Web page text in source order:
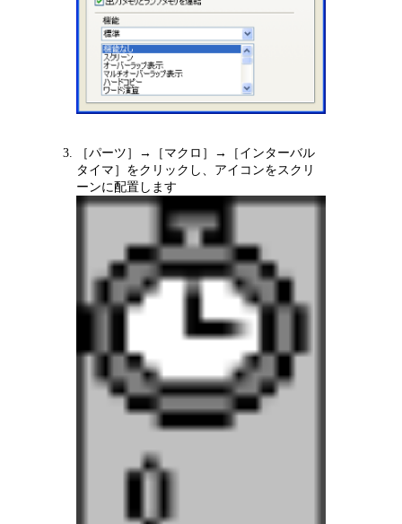
［パーツ］→［マクロ］→［インターバル
タイマ］をクリックし、アイコンをスクリ
ーンに配置します